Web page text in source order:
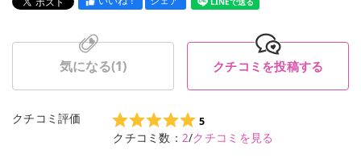
気になる(1) クチコミを投稿する
クチコミ評価 5
クチコミ数： 2/クチコミを見る